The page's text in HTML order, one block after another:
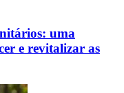
uma
e revitalizar as